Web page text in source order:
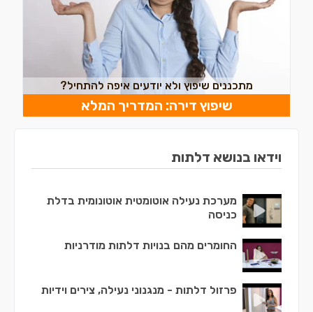
מתכננים שיפוץ ולא יודעים איפה להתחיל?
שיפוץ דירה: המדריך המלא
וידאו בנושא דלתות
מערכת נעילה אוטומטית אוטונומית בדלת
כניסה
החומרים מהם בנויות דלתות מודרניות
פרזול דלתות - מנגנוני נעילה, צירים וידיות